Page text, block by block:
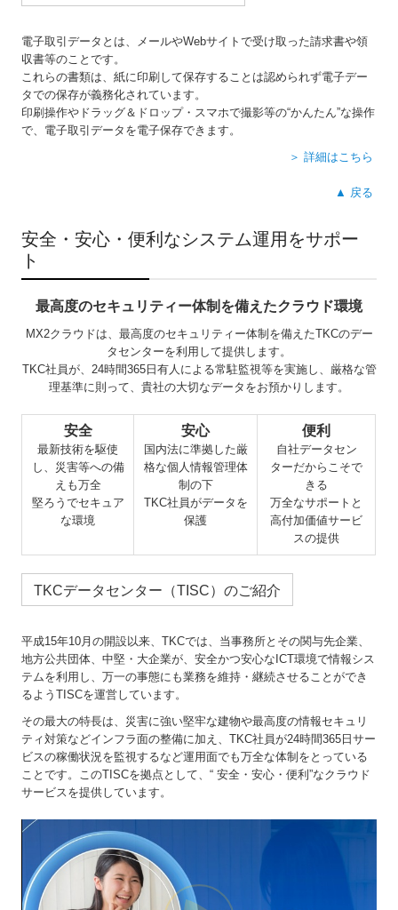
電子取引データとは、メールやWebサイトで受け取った請求書や領
収書等のことです。
これらの書類は、紙に印刷して保存することは認められず電子デー
タでの保存が義務化されています。
印刷操作やドラッグ＆ドロップ・スマホで撮影等の“かんたん”な操作
で、電子取引データを電子保存できます。
＞ 詳細はこちら
▲ 戻る
安全・安心・便利なシステム運用をサポー
ト
最高度のセキュリティー体制を備えたクラウド環境
MX2クラウドは、最高度のセキュリティー体制を備えたTKCのデー
タセンターを利用して提供します。
TKC社員が、24時間365日有人による常駐監視等を実施し、厳格な管
理基準に則って、貴社の大切なデータをお預かりします。
安全
最新技術を駆使
し、災害等への備
えも万全
堅ろうでセキュア
な環境
安心
国内法に準拠した厳
格な個人情報管理体
制の下
TKC社員がデータを
保護
便利
自社データセン
ターだからこそで
きる
万全なサポートと
高付加価値サービ
スの提供
TKCデータセンター（TISC）のご紹介
平成15年10月の開設以来、TKCでは、当事務所とその関与先企業、
地方公共団体、中堅・大企業が、安全かつ安心なICT環境で情報シス
テムを利用し、万一の事態にも業務を維持・継続させることができ
るようTISCを運営しています。
その最大の特長は、災害に強い堅牢な建物や最高度の情報セキュリ
ティ対策などインフラ面の整備に加え、TKC社員が24時間365日サー
ビスの稼働状況を監視するなど運用面でも万全な体制をとっている
ことです。このTISCを拠点として、“ 安全・安心・便利”なクラウド
サービスを提供しています。